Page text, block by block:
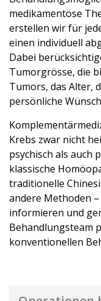
medikamentöse
erstellen wir für
einen individuell
Dabei
Tumorgrösse, die
Tumors, das Alter,
persönliche
Krebs zwar nicht
psychisch als auch
klassische
traditionelle
andere Methoden
informieren und
Behandlungsteam
konventionellen